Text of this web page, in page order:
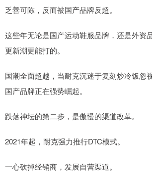
乏善可陈，反而被国产品牌反超。
这些年无论是国产运动鞋服品牌，还是外资
更新潮更能打的。
国潮全面超越，当耐克沉迷于复刻炒冷饭忽
国产品牌正在强势崛起。
跌落神坛的第二步，是傲慢的渠道改革。
2021年起，耐克强力推行DTC模式。
一心砍掉经销商，发展自营渠道。